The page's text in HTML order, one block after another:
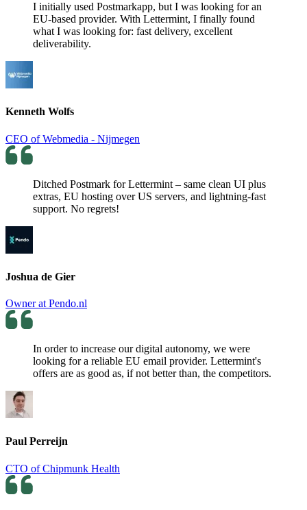
I initially used Postmarkapp, but I was looking for an
EU-based provider. With Lettermint, I finally found
what I was looking for: fast delivery, excellent
deliverability.
Kenneth Wolfs
CEO of Webmedia - Nijmegen
Ditched Postmark for Lettermint – same clean UI plus
extras, EU hosting over US servers, and lightning-fast
support. No regrets!
Joshua de Gier
Owner at Pendo.nl
In order to increase our digital autonomy, we were
looking for a reliable EU email provider. Lettermint's
offers are as good as, if not better than, the competitors.
Paul Perreijn
CTO of Chipmunk Health